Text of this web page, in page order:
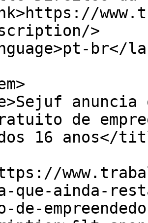
de
16 anos</
que-ainda-
de-